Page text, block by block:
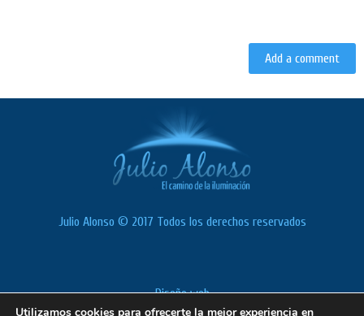
Julio Alonso © 2017 Todos los derechos reservados
Diseño web
Utilizamos cookies para ofrecerte la mejor experiencia en